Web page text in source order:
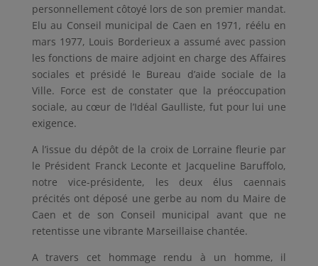
personnellement côtoyé lors de son premier mandat.
Elu au Conseil municipal de Caen en 1971, réélu en
mars 1977, Louis Borderieux a assumé avec passion
les fonctions de maire adjoint en charge des Affaires
sociales et présidé le Bureau d’aide sociale de la
Ville. Force est de constater que la préoccupation
sociale, au cœur de l’Idéal Gaulliste, fut pour lui une
exigence.
A l’issue du dépôt de la croix de Lorraine fleurie par
le Président Franck Leconte et Jacqueline Baruffolo,
notre vice-présidente, les deux élus caennais
précités ont déposé une gerbe au nom du Maire de
Caen et de son Conseil municipal avant que ne
retentisse une vibrante Marseillaise chantée.
A travers cet hommage rendu à un homme, il